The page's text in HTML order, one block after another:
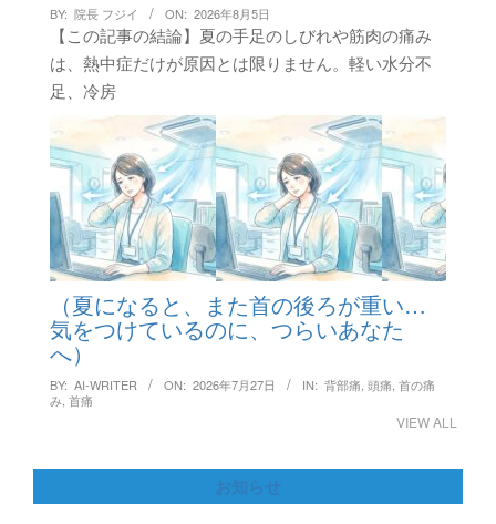
BY: 院長 フジイ ON: 2026年8月5日
【この記事の結論】夏の手足のしびれや筋肉の痛み
は、熱中症だけが原因とは限りません。軽い水分不
足、冷房
（夏になると、また首の後ろが重い…
気をつけているのに、つらいあなた
へ）
BY: AI-WRITER ON: 2026年7月27日 IN: 背部痛 頭痛 首の痛
み 首痛
VIEW ALL
お知らせ